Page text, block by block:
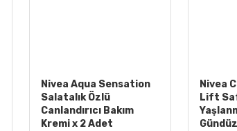
Nivea Aqua Sensation
Salatalık Özlü
Canlandırıcı Bakım
Kremi x 2 Adet
Nivea
Lift